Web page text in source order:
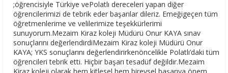
;öğrencisiyle Türkiye vePolatlı dereceleri yapan diğer
öğrencilerimizi de tebrik eder başarılar dileriz. Emeğigeçen tüm
öğretmenlerime ve velilerimize teşekkürlerimi
sunuyorum.Mezaim Kiraz koleji Müdürü Onur KAYA sınav
sonuçlarını değerlendirdiMezaim Kiraz koleji Müdürü Onur
KAYA; YKS sonuçlarını değerlendirirkenöncelikle Polatlı’daki tüm
öğrencileri tebrik etti. Hiçbir başarı tesadüf değildir.Mezaim